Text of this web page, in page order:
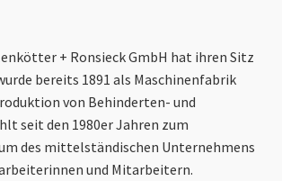
+ Ronsieck GmbH hat ihren Sitz
bereits 1891 als Maschinenfabrik
von Behinderten- und
seit den 1980er Jahren zum
des mittelständischen Unternehmens
und Mitarbeitern.